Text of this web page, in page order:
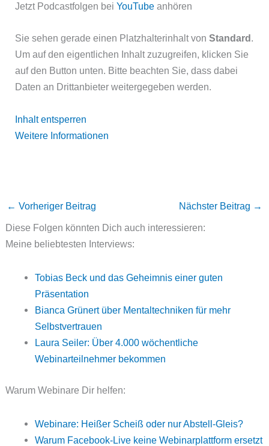
Jetzt Podcastfolgen beiYouTube anhören
Sie sehen gerade einen Platzhalterinhalt vonStandard .
Um auf den eigentlichen Inhalt zuzugreifen, klicken Sie
auf den Button unten. Bitte beachten Sie, dass dabei
Daten an Drittanbieter weitergegeben werden.
Inhalt entsperren
Weitere Informationen
← Vorheriger Beitrag Nächster Beitrag →
Diese Folgen könnten Dich auch interessieren:
Meine beliebtesten Interviews:
Tobias Beck und das Geheimnis einer guten
Präsentation
Bianca Grünert über Mentaltechniken für mehr
Selbstvertrauen
Laura Seiler: Über 4.000 wöchentliche
Webinarteilnehmer bekommen
Warum Webinare Dir helfen:
Webinare: Heißer Scheiß oder nur Abstell-Gleis?
Warum Facebook-Live keine Webinarplattform ersetzt